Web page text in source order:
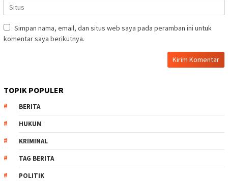
Simpan nama, email, dan situs web saya pada peramban ini untuk
komentar saya berikutnya.
TOPIK POPULER
BERITA
HUKUM
KRIMINAL
TAG BERITA
POLITIK